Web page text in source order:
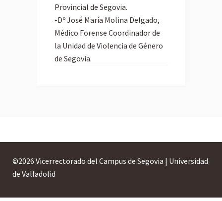
Provincial de Segovia.
-Dº José María Molina Delgado,
Médico Forense Coordinador de
la Unidad de Violencia de Género
de Segovia.
©2026 Vicerrectorado del Campus de Segovia | Universidad
de Valladolid